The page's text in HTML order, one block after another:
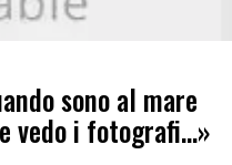
sono al mare
vedo i fotografi…»